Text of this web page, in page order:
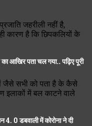
जहरीली नहीं है,
कारण है कि छिपकलियों के
आखिर पता चल गया.. पढ़िए पूरी
जैसे सभी को पता है के कैसे
इलाकों में बल काटने वाले
0 डबवाली में कोरोना ने दी